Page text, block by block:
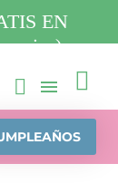
EN
